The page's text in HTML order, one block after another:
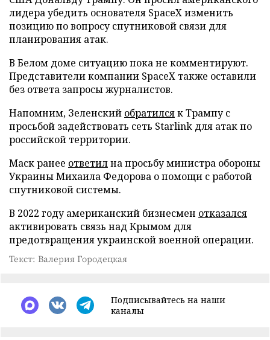
лидера убедить основателя SpaceX изменить
позицию по вопросу спутниковой связи для
планирования атак.
В Белом доме ситуацию пока не комментируют.
Представители компании SpaceX также оставили
без ответа запросы журналистов.
Напомним, Зеленский обратилсяк Трампу с
просьбой задействовать сеть Starlink для атак по
российской территории.
Маск ранее ответилна просьбу министра обороны
Украины Михаила Федорова о помощи с работой
спутниковой системы.
В 2022 году американский бизнесмен отказался
активировать связь над Крымом для
предотвращения украинской военной операции.
Текст: Валерия Городецкая
Подписывайтесь на наши
каналы